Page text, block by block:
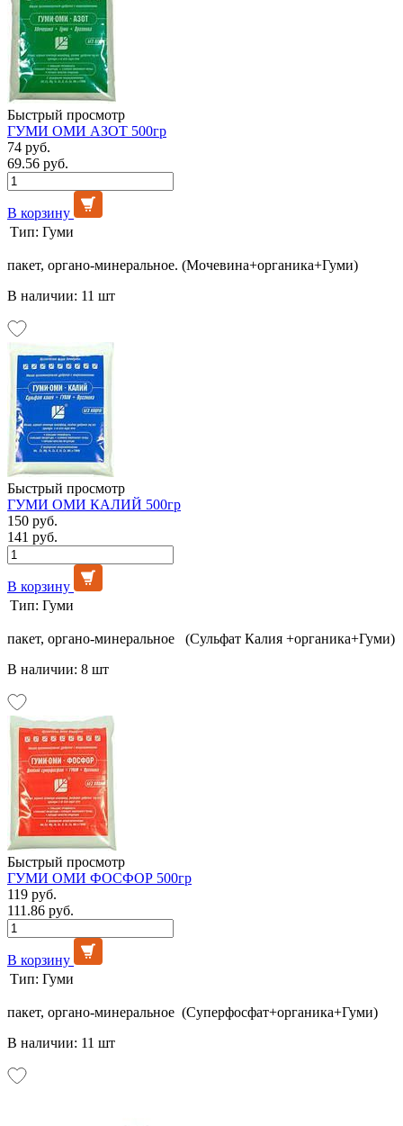
Быстрый просмотр
ГУМИ ОМИ АЗОТ 500гр
74 руб.
69.56 руб.
В корзину
Тип: Гуми
пакет, органо-минеральное. (Мочевина+органика+Гуми)
В наличии: 11 шт
Быстрый просмотр
ГУМИ ОМИ КАЛИЙ 500гр
150 руб.
141 руб.
В корзину
Тип: Гуми
пакет, органо-минеральное (Сульфат Калия +органика+Гуми)
В наличии: 8 шт
Быстрый просмотр
ГУМИ ОМИ ФОСФОР 500гр
119 руб.
111.86 руб.
В корзину
Тип: Гуми
пакет, органо-минеральное (Суперфосфат+органика+Гуми)
В наличии: 11 шт